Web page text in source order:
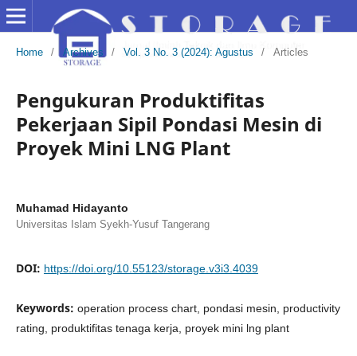
Home / Archives / Vol. 3 No. 3 (2024): Agustus / Articles
Pengukuran Produktifitas
Pekerjaan Sipil Pondasi Mesin di
Proyek Mini LNG Plant
Muhamad Hidayanto
Universitas Islam Syekh-Yusuf Tangerang
DOI: https://doi.org/10.55123/storage.v3i3.4039
Keywords: operation process chart, pondasi mesin, productivity
rating, produktifitas tenaga kerja, proyek mini lng plant